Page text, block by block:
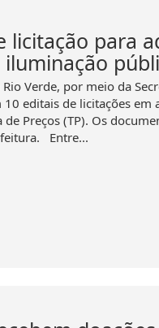
licitação para
Verde, por meio da
editais de licitações em
de Preços (TP). Os
Entre...